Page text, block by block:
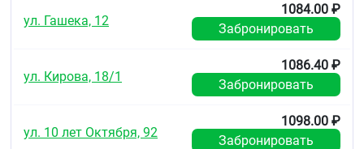
ул. Гашека, 12
1084.00 ₽
Забронировать
ул. Кирова, 18/1
1086.40 ₽
Забронировать
ул. 10 лет Октября, 92
1098.00 ₽
Забронировать